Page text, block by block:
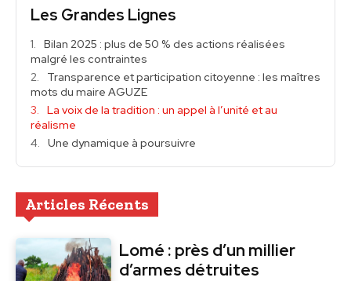
Les Grandes Lignes
Bilan 2025 : plus de 50 % des actions réalisées
malgré les contraintes
Transparence et participation citoyenne : les maîtres
mots du maire AGUZE
La voix de la tradition : un appel à l’unité et au
réalisme
Une dynamique à poursuivre
Articles Récents
Lomé : près d’un millier
d’armes détruites